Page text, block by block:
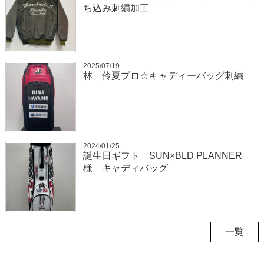
ち込み刺繍加工
2025/07/19
林 伶夏プロ☆キャディーバッグ刺繍
2024/01/25
誕生日ギフト SUN×BLD PLANNER
様 キャディバッグ
一覧